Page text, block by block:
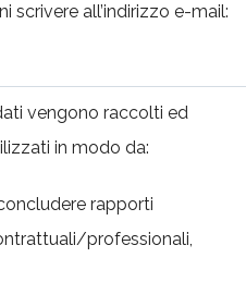
scrivere all’indirizzo e-mail:
vengono raccolti ed
in modo da:
rapporti
professionali,